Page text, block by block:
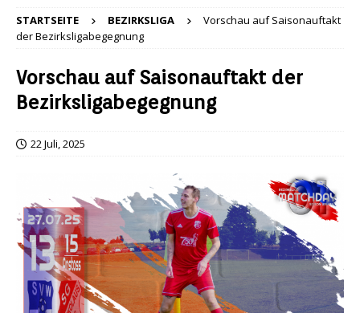
STARTSEITE BEZIRKSLIGA
Vorschau auf Saisonauftakt
der Bezirksligabegegnung
Vorschau auf Saisonauftakt der
Bezirksligabegegnung
22 Juli, 2025